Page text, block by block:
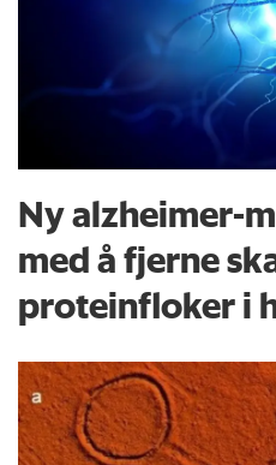
Ny alzheimer-
med å fjerne
proteinfloker i